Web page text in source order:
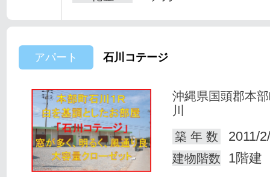
アパート 石川コテージ
沖縄県国頭郡本
川
築 年 数
2011/
建物階数 1階建